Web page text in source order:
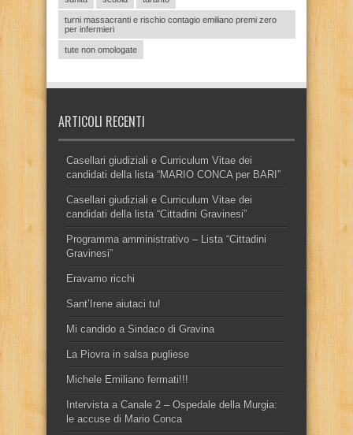
turni massacranti e rischio contagio emiliano premi zero
per infermieri
tute non omologate
ARTICOLI RECENTI
Casellari giudiziali e Curriculum Vitae dei
candidati della lista “MARIO CONCA per BARI”
Casellari giudiziali e Curriculum Vitae dei
candidati della lista “Cittadini Gravinesi”
Programma amministrativo – Lista “Cittadini
Gravinesi”
Eravamo ricchi
Sant’Irene aiutaci tu!
Mi candido a Sindaco di Gravina
La Piovra in salsa pugliese
Michele Emiliano fermati!!!
Intervista a Canale 2 – Ospedale della Murgia:
le accuse di Mario Conca